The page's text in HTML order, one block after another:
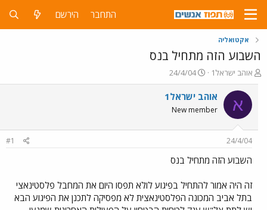
התחבר הירשם
אקטואליה
השבוע הזה מתחיל בנס
פ
ו
ת
ח
ה
ש
א
אוהב ישראל1
פ
ו
ר
ם
ר
24/4/04
א אוהב ישראל1
New member
24/4/04
#1
השבוע הזה מתחיל בנס
זה היה אמור להתחיל בפיגוע לולא תפסו היום את המחבל פלסטינאצי
בתל אביב המכונה הפלסטינאצית לא מפסיקה לתכנן את הפיגוע הבא